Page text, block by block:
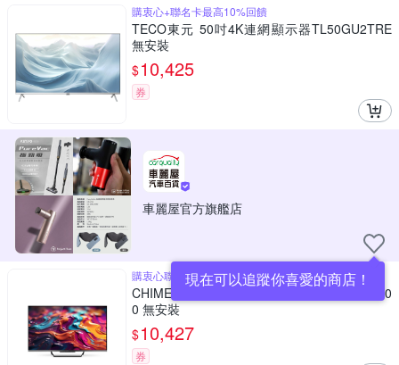
購衷心+聯名卡最高10%回饋
TECO東元 50吋4K連網顯示器TL50GU2TRE
無安裝
$10,425
券
車麗屋官方旗艦店
現在可以追蹤你喜愛的商店！
購衷心聯名卡最高10%回饋
CHIMEI奇美 50吋4K連網智慧顯示器TL-50Q20
0 無安裝
$10,427
券